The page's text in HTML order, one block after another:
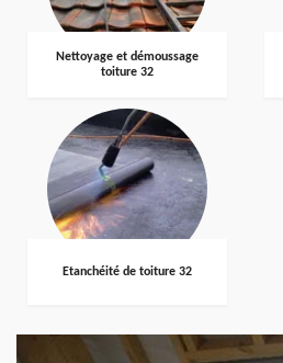
Nettoyage et démoussage
toiture 32
Etanchéité de toiture 32